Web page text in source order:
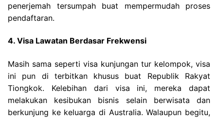
penerjemah tersumpah buat mempermudah proses
pendaftaran.
4. Visa Lawatan Berdasar Frekwensi
Masih sama seperti visa kunjungan tur kelompok, visa
ini pun di terbitkan khusus buat Republik Rakyat
Tiongkok. Kelebihan dari visa ini, mereka dapat
melakukan kesibukan bisnis selain berwisata dan
berkunjung ke keluarga di Australia. Walaupun begitu,